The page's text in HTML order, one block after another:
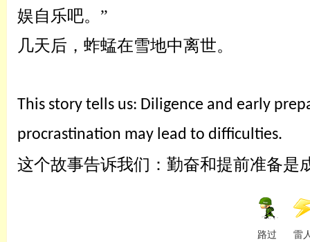
娱自乐吧。 ”
几天后，蚱蜢在雪地中离世。
This story tells us: Diligence and early
procrastination may lead to difficulties.
这个故事告诉我们：勤奋和提前准备是
路过 雷